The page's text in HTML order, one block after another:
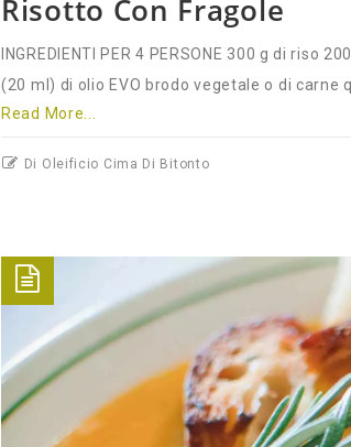
Risotto Con Fragole
INGREDIENTI PER 4 PERSONE 300 g di
(20 ml) di olio EVO brodo vegetale o di carne
Read More...
Di Oleificio Cima Di Bitonto